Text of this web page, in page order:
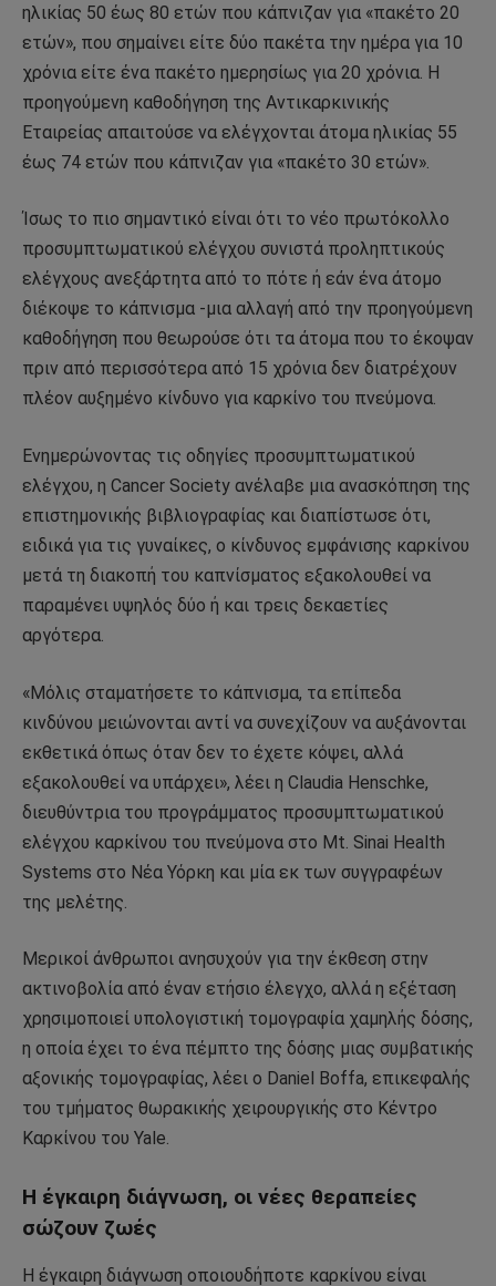
ηλικίας 50 έως 80 ετών που κάπνιζαν για «πακέτο 20
ετών», που σημαίνει είτε δύο πακέτα την ημέρα για 10
χρόνια είτε ένα πακέτο ημερησίως για 20 χρόνια. Η
προηγούμενη καθοδήγηση της Αντικαρκινικής
Εταιρείας απαιτούσε να ελέγχονται άτομα ηλικίας 55
έως 74 ετών που κάπνιζαν για «πακέτο 30 ετών».
Ίσως το πιο σημαντικό είναι ότι το νέο πρωτόκολλο
προσυμπτωματικού ελέγχου συνιστά προληπτικούς
ελέγχους ανεξάρτητα από το πότε ή εάν ένα άτομο
διέκοψε το κάπνισμα -μια αλλαγή από την προηγούμενη
καθοδήγηση που θεωρούσε ότι τα άτομα που το έκοψαν
πριν από περισσότερα από 15 χρόνια δεν διατρέχουν
πλέον αυξημένο κίνδυνο για καρκίνο του πνεύμονα.
Ενημερώνοντας τις οδηγίες προσυμπτωματικού
ελέγχου, η Cancer Society ανέλαβε μια ανασκόπηση της
επιστημονικής βιβλιογραφίας και διαπίστωσε ότι,
ειδικά για τις γυναίκες, ο κίνδυνος εμφάνισης καρκίνου
μετά τη διακοπή του καπνίσματος εξακολουθεί να
παραμένει υψηλός δύο ή και τρεις δεκαετίες
αργότερα.
«Μόλις σταματήσετε το κάπνισμα, τα επίπεδα
κινδύνου μειώνονται αντί να συνεχίζουν να αυξάνονται
εκθετικά όπως όταν δεν το έχετε κόψει, αλλά
εξακολουθεί να υπάρχει», λέει η Claudia Henschke,
διευθύντρια του προγράμματος προσυμπτωματικού
ελέγχου καρκίνου του πνεύμονα στο Mt. Sinai Health
Systems στο Νέα Υόρκη και μία εκ των συγγραφέων
της μελέτης.
Μερικοί άνθρωποι ανησυχούν για την έκθεση στην
ακτινοβολία από έναν ετήσιο έλεγχο, αλλά η εξέταση
χρησιμοποιεί υπολογιστική τομογραφία χαμηλής δόσης,
η οποία έχει το ένα πέμπτο της δόσης μιας συμβατικής
αξονικής τομογραφίας, λέει ο Daniel Boffa, επικεφαλής
του τμήματος θωρακικής χειρουργικής στο Κέντρο
Καρκίνου του Yale.
Η έγκαιρη διάγνωση, οι νέες θεραπείες
σώζουν ζωές
Η έγκαιρη διάγνωση οποιουδήποτε καρκίνου είναι